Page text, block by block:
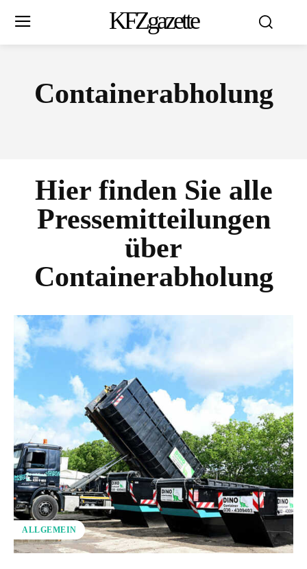
KFZgazette
Containerabholung
Hier finden Sie alle
Pressemitteilungen
über
Containerabholung
ALLGEMEIN